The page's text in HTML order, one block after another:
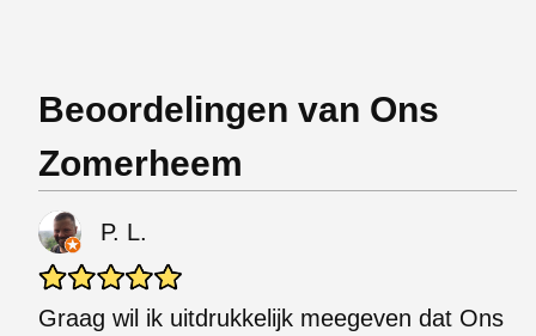
Beoordelingen van Ons
Zomerheem
P. L.
Graag wil ik uitdrukkelijk meegeven dat Ons